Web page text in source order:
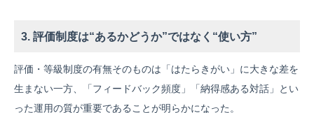
3. 評価制度は“あるかどうか”ではなく“使い方”
評価・等級制度の有無そのものは「はたらきがい」に大きな差を
生まない一方、「フィードバック頻度」「納得感ある対話」とい
った運用の質が重要であることが明らかになった。